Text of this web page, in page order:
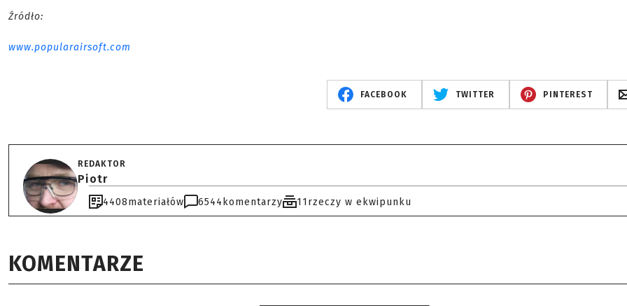
Źródło:
www.popularairsoft.com
FACEBOOK TWITTER PINTEREST
REDAKTOR
Piotr
4408materiałów 6544 komentarzy 11rzeczy w ekwipunku
KOMENTARZE